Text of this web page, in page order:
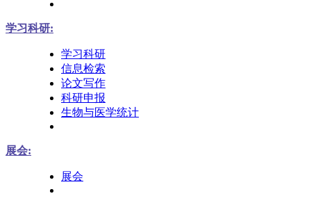
学习科研:
学习科研
信息检索
论文写作
科研申报
生物与医学统计
展会:
展会